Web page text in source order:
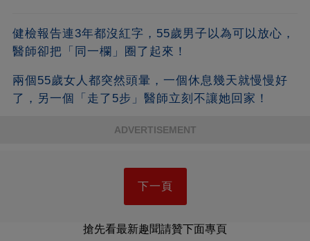
健檢報告連3年都沒紅字，55歲男子以為可以放心，
醫師卻把「同一欄」圈了起來！
兩個55歲女人都突然頭暈，一個休息幾天就慢慢好
了，另一個「走了5步」醫師立刻不讓她回家！
ADVERTISEMENT
下一頁
搶先看最新趣聞請贊下面專頁